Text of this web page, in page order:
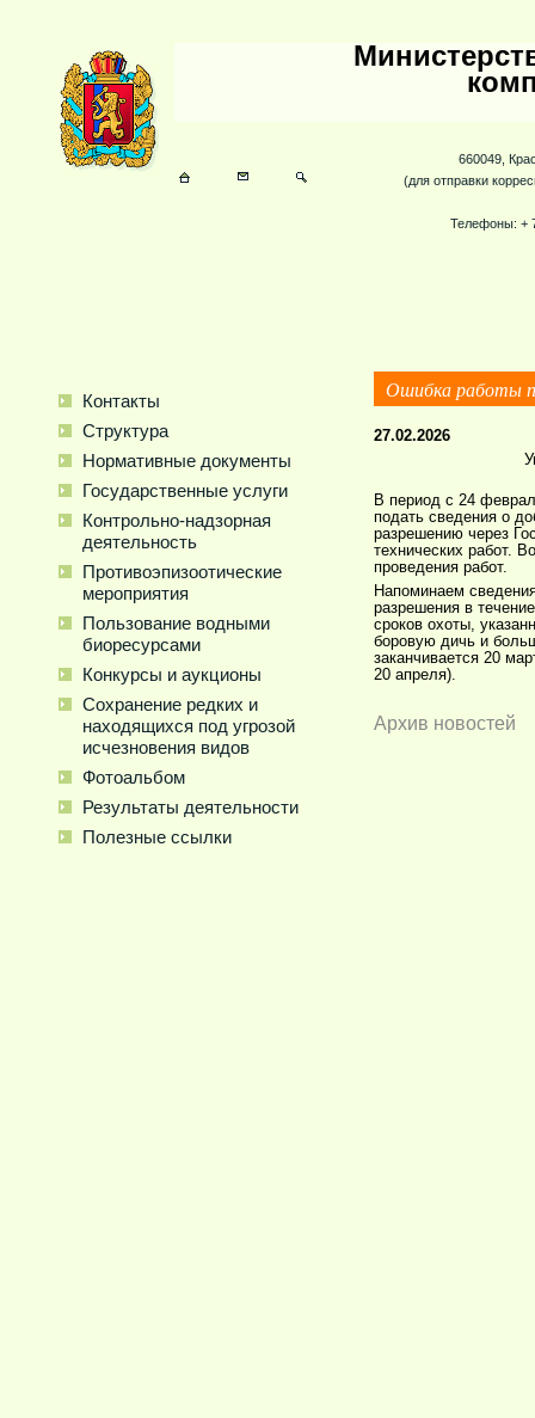
660049,
(для отправки
Телефоны: +
Контакты
Структура
Нормативные документы
Государственные уcлуги
Контрольно-надзорная
деятельность
Противоэпизоотические
мероприятия
Пользование водными
биоресурсами
Конкурсы и аукционы
Сохранение редких и
находящихся под угрозой
исчезновения видов
Фотоальбом
Результаты деятельности
Полезные ссылки
Ошибка работы
27.02.2026
В период с 24
подать сведения о
разрешению через
технических работ.
проведения работ.
Напоминаем
разрешения в
сроков охоты,
боровую дичь и
заканчивается 20
20 апреля).
Архив новостей